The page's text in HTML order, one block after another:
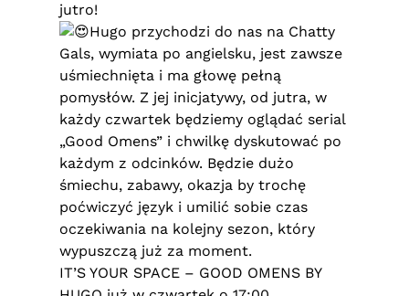
jutro!
Hugo przychodzi do nas na Chatty
Gals, wymiata po angielsku, jest zawsze
uśmiechnięta i ma głowę pełną
pomysłów. Z jej inicjatywy, od jutra, w
każdy czwartek będziemy oglądać serial
„Good Omens” i chwilkę dyskutować po
każdym z odcinków. Będzie dużo
śmiechu, zabawy, okazja by trochę
poćwiczyć język i umilić sobie czas
oczekiwania na kolejny sezon, który
wypuszczą już za moment.
IT’S YOUR SPACE – GOOD OMENS BY